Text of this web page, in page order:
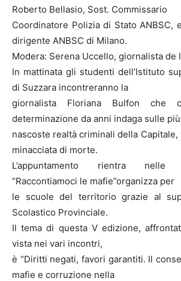
Roberto Bellasio, Sost. Commissario
Coordinatore Polizia di Stato ANBSC,
dirigente ANBSC di Milano.
Modera: Serena Uccello, giornalista de
In mattinata gli studenti dell’Istituto
di Suzzara incontreranno la
giornalista Floriana Bulfon che
determinazione da anni indaga sulle più
nascoste realtà criminali della
minacciata di morte.
L’appuntamento rientra
“Raccontiamoci le mafie”organizza per
le scuole del territorio grazie al
Scolastico Provinciale.
Il tema di questa V edizione,
vista nei vari incontri,
è “Diritti negati, favori garantiti. Il
mafie e corruzione nella